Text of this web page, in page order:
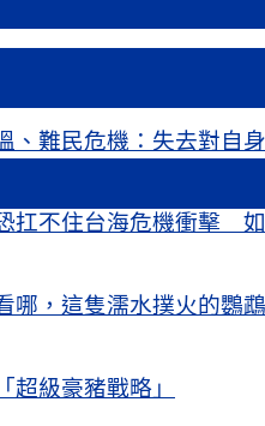
、難民危機：失去對自
扛不住台海危機衝擊
哪，這隻濡水撲火的鸚鵡
超級豪豬戰略」